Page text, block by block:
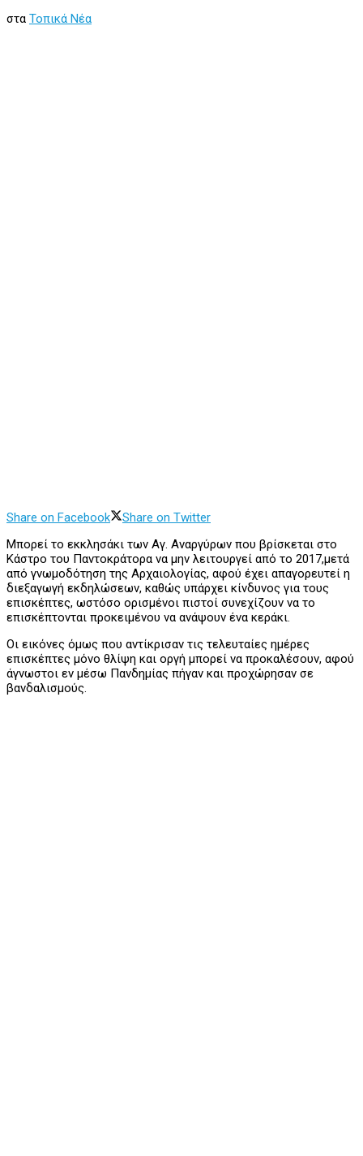
στα Τοπικά Νέα
Share on Facebook
Share on Twitter
Μπορεί το εκκλησάκι των Αγ. Αναργύρων που βρίσκεται στο
Κάστρο του Παντοκράτορα να μην λειτουργεί από το 2017,μετά
από γνωμοδότηση της Αρχαιολογίας, αφού έχει απαγορευτεί η
διεξαγωγή εκδηλώσεων, καθώς υπάρχει κίνδυνος για τους
επισκέπτες, ωστόσο ορισμένοι πιστοί συνεχίζουν να το
επισκέπτονται προκειμένου να ανάψουν ένα κεράκι.
Οι εικόνες όμως που αντίκρισαν τις τελευταίες ημέρες
επισκέπτες μόνο θλίψη και οργή μπορεί να προκαλέσουν, αφού
άγνωστοι εν μέσω Πανδημίας πήγαν και προχώρησαν σε
βανδαλισμούς.